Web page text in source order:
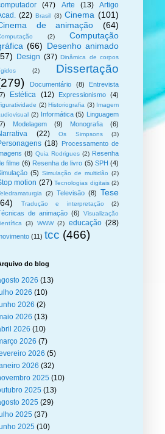
(47) Arte (13)
Artigo
(22) Brasil (3) Cinema (101)
de animação
(64)
(2)
Computação
(66) Desenho animado
Design (37) Dinâmica de corpos
(2)
Dissertação
Documentário (8)
Entrevista
Estética (12) Expressionismo (4)
(2) Historiografia (3) Imagem
(2) Informática (5) Linguagem
Modelagem (9) Monografia (6)
(22) Os Simpsons (3)
(18) Processamento de
(8) Quia Rodrigues (2) Resenha
filme (6) Resenha de livro (5) SPH (4)
(5) Simulação de multidão (2)
motion (27) Tecnologias digitais (2)
(2) Televisão (8) Tese
Tradução e interpretação (2)
de animação (6)
Visualização
(3) WWW (2) educação (28)
(11) tcc (466)
do blog
2026 (13)
2026 (10)
2026 (2)
2026 (13)
2026 (10)
2026 (7)
2026 (5)
2026 (32)
2025 (10)
2025 (13)
2025 (29)
2025 (37)
2025 (10)